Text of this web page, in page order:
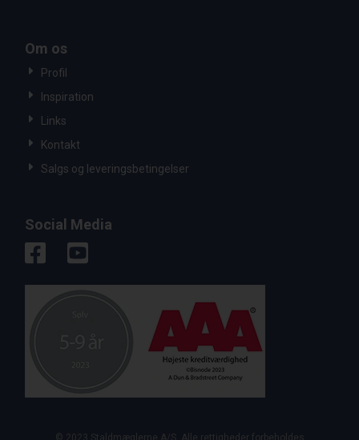
Om os
Profil
Inspiration
Links
Kontakt
Salgs og leveringsbetingelser
Social Media
© 2023 Staldmæglerne A/S. Alle rettigheder forbeholdes